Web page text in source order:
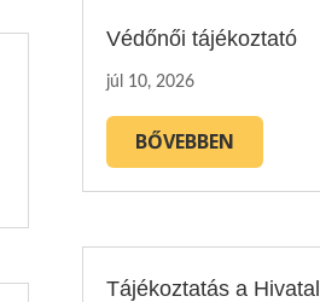
Védőnői tájékoztató
júl 10, 2026
BŐVEBBEN
Tájékoztatás a Hivatal